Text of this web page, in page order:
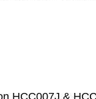
HCC007J &